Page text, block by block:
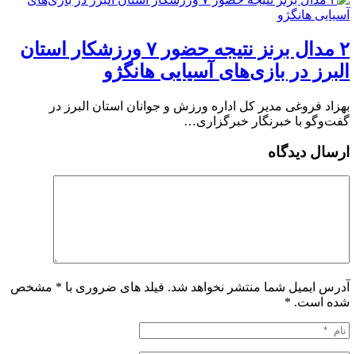
۲ مدال برنز نتیجه حضور ۷ ورزشکار استان
البرز در بازی‌های آسیایی هانگژو
بهزاد فروغی مدیر کل اداره ورزش و جوانان استان البرز در
گفت‌وگو با خبرنگار خبرگزاری…
ارسال دیدگاه
آدرس ایمیل شما منتشر نخواهد شد. فیلد های ضروری با * مشخص
شده است. *